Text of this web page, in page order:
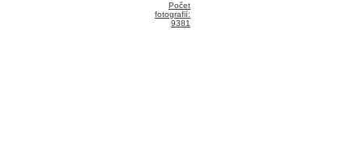
Počet
fotografií:
9381